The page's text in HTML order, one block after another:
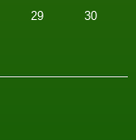
29
30